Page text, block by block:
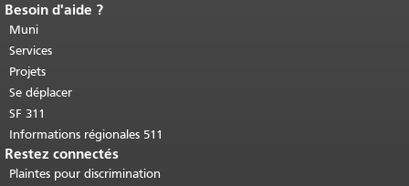
Fin du contenu de la page.
cette page se répète sur chaque page.
Retour au haut du contenu principal
Besoin d'aide ?
Muni
Services
Projets
Se déplacer
SF 311
Informations régionales 511
Restez connectés
Plaintes pour discrimination